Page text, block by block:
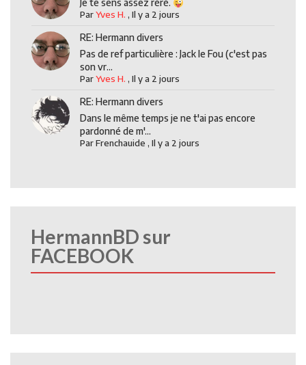
Je te sens assez réré.
ParYves H. ,Il y a 2 jours
RE: Hermann divers
Pas de ref particulière : Jack le Fou (c'est pas
son vr...
ParYves H. ,Il y a 2 jours
RE: Hermann divers
Dans le même temps je ne t'ai pas encore
pardonné de m'...
ParFrenchauide ,Il y a 2 jours
HermannBD sur
FACEBOOK